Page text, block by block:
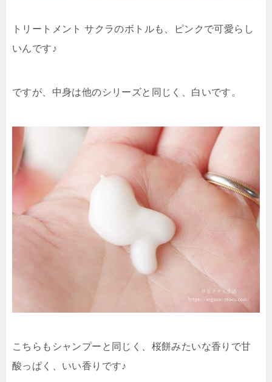
トリートメント サクラのボトルも、ピンクで可愛らし
いんです♪
ですが、中身は他のシリーズと同じく、白いです。
こちらもシャンプーと同じく、桜餅みたいな香りで甘
酸っぱく、いい香りです♪